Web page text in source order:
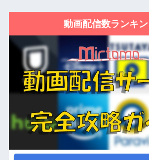
動画配信数ランキ